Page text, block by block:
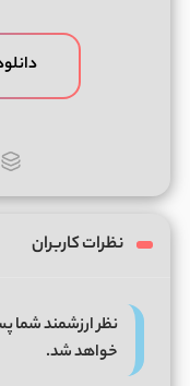
نظرات کاربران
نظر ارزشمند شما
خواهد شد.